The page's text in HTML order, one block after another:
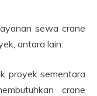
sewa crane
antara lain:
proyek sementara
crane